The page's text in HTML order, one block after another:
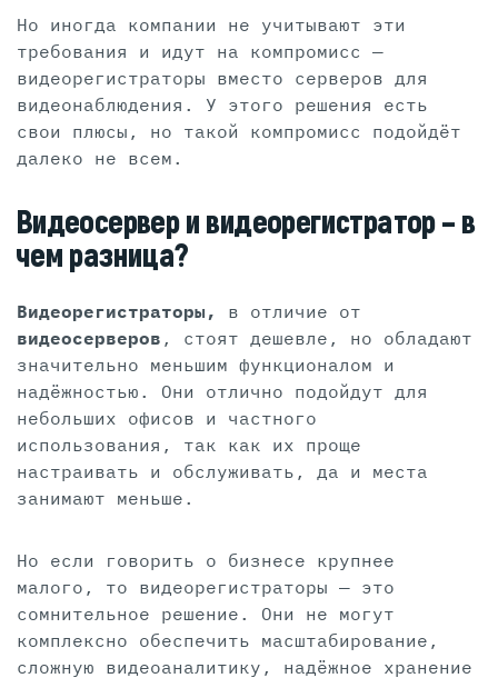
Но иногда компании не учитывают эти
требования и идут на компромисс —
видеорегистраторы вместо серверов для
видеонаблюдения. У этого решения есть
свои плюсы, но такой компромисс подойдёт
далеко не всем.
Видеосервер и видеорегистратор – в
чем разница?
Видеорегистраторы,
в отличие от
видеосерверов , стоят дешевле, но обладают
значительно меньшим функционалом и
надёжностью. Они отлично подойдут для
небольших офисов и частного
использования, так как их проще
настраивать и обслуживать, да и места
занимают меньше.
Но если говорить о бизнесе крупнее
малого, то видеорегистраторы — это
сомнительное решение. Они не могут
комплексно обеспечить масштабирование,
сложную видеоаналитику, надёжное хранение